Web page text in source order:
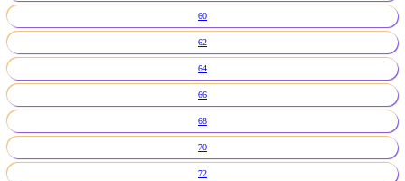
60
62
64
66
68
70
72